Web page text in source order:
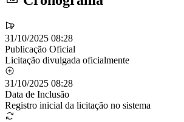
31/10/2025 08:28
Publicação Oficial
Licitação divulgada oficialmente
31/10/2025 08:28
Data de Inclusão
Registro inicial da licitação no sistema